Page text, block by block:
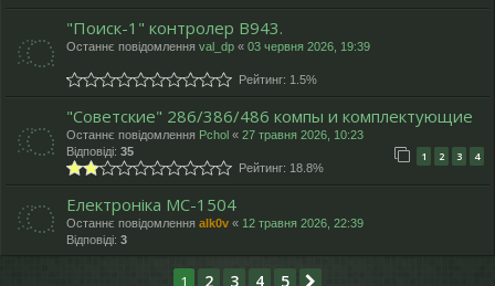
"Поиск-1" контролер В943.
Останнє повідомлення val_dp « 03 червня 2026, 19:39
Рейтинг: 1.5%
"Cоветские" 286/386/486 компы и комплектующие
Останнє повідомлення Pchol « 27 травня 2026, 10:23
Відповіді: 35 1 2 3 4
Рейтинг: 18.8%
Електроніка МС-1504
Останнє повідомлення alk0v « 12 травня 2026, 22:39
Відповіді: 3
1 2 3 4 5